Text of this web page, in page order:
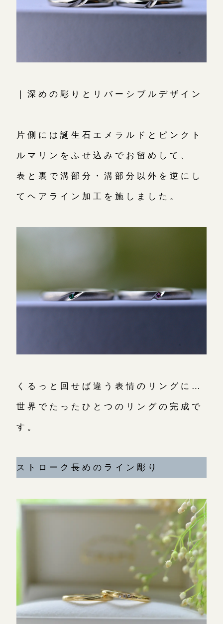
｜深めの彫りとリバーシブルデザイン
片側には誕生石エメラルドとピンクト
ルマリンをふせ込みでお留めして、
表と裏で溝部分・溝部分以外を逆にし
てヘアライン加工を施しました。
くるっと回せば違う表情のリングに…
世界でたったひとつのリングの完成で
す。
ストローク長めのライン彫り